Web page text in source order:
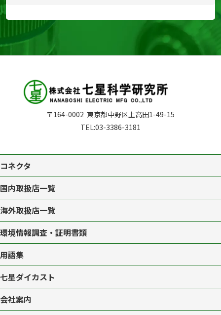
〒164-0002 東京都中野区上高田1-49-15
TEL:03-3386-3181
コネクタ
国内取扱店一覧
海外取扱店一覧
環境情報調査・証明書類
用語集
七星ダイカスト
会社案内